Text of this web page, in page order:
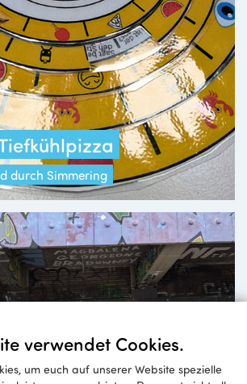
verwendet Cookies.
um euch auf unserer Website spezielle
durch Simmering